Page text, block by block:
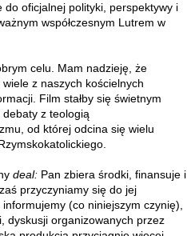
oficjalnej polityki, perspektywy i
współczesnym Lutrem w
celu. Mam nadzieję, że
z naszych kościelnych
Film stałby się świetnym
debaty z teologią
od której odcina się wielu
deal: Pan zbiera środki, finansuje i
przyczyniamy się do jej
(co niniejszym czynię),
dyskusji organizowanych przez